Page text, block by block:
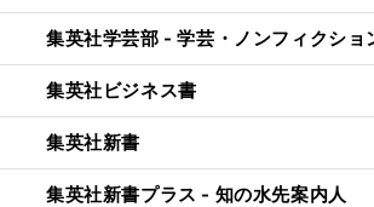
集英社学芸部 - 学芸・ノンフィクショ
集英社ビジネス書
集英社新書
集英社新書プラス - 知の水先案内人